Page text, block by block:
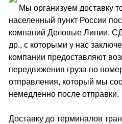
Мы организуем доставку
населенный пункт России
компаний Деловые Линии,
др., с которыми у нас
компании предоставляют
передвижения груза по
отправления, который мы
немедленно после отправки.
Доставку до терминалов